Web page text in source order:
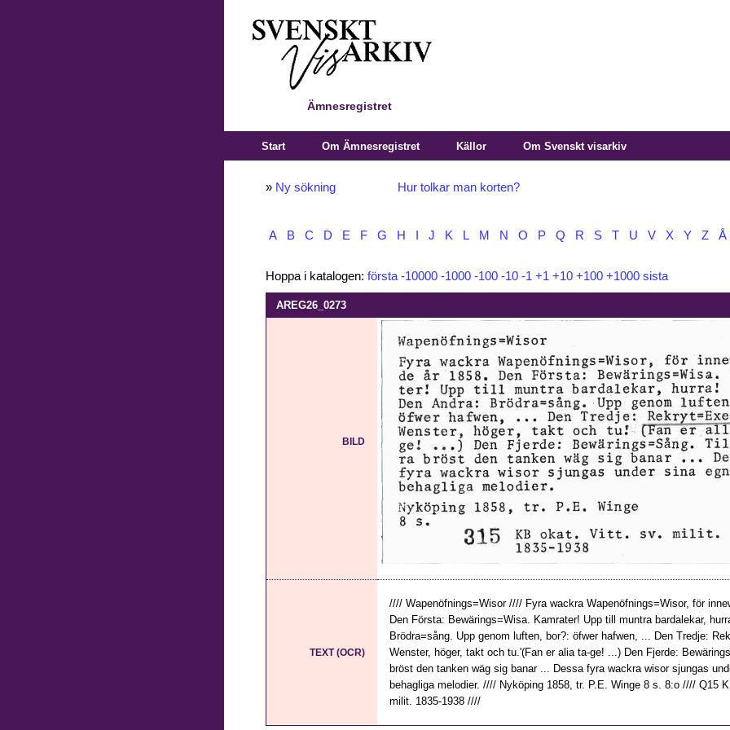
Ämnesregistret
Start Om Ämnesregistret Källor Om Svenskt visarkiv
» Ny sökning Hur tolkar man korten?
A B C D E F G H J K L M N O P Q R S T U V X Y Z Å
Hoppa i katalogen: första -10000 -1000 -100 -10 -1 +1 +10 +100 +1000 sista
AREG26_0273
BILD
TEXT (OCR)
//// Wapenöfnings=Wisor //// Fyra wackra Wapenöfnings=Wisor, för
Den Första: Bewärings=Wisa. Kamrater! Upp till muntra bardalekar,
Brödra=sång. Upp genom luften, bor?: öfwer hafwen, ... Den Tredje:
Wenster, höger, takt och tu.'(Fan er alia ta-ge! ...) Den Fjerde:
bröst den tanken wäg sig banar ... Dessa fyra wackra wisor sjungas
behagliga melodier. //// Nyköping 1858, tr. P.E. Winge 8 s. 8:o //// Q15
milit. 1835-1938 ////